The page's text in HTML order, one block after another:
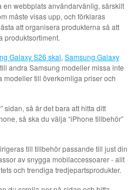
en webbplats användarvänlig, särskilt
måste visas upp, och förklaras
att organisera produkterna så att
produktsortiment.
Galaxy S26 skal, Samsung Galaxy
andra Samsung modeller missa inte
modeller till överkomliga priser och
sidan, så är det bara att hitta ditt
så ska du välja “iPhone tillbehör”
till tillbehör passande till just din
av snygga mobilaccessoarer - allt
och trendiga tredjepartsprodukter.